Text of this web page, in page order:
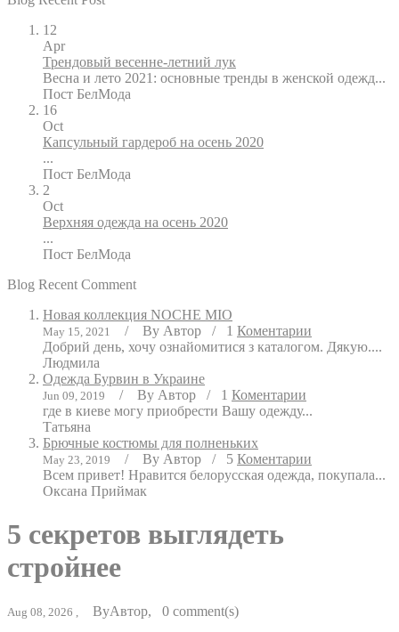
12
Apr
Трендовый весенне-летний лук
Весна и лето 2021: основные тренды в женской одежд...
Пост БелМода
16
Oct
Капсульный гардероб на осень 2020
...
Пост БелМода
2
Oct
Верхняя одежда на осень 2020
...
Пост БелМода
Blog Recent Comment
Новая коллекция NOCHE MIO
May 15, 2021 / By Автор / 1 Коментарии
Добрий день, хочу ознайомитися з каталогом. Дякую....
Людмила
Одежда Бурвин в Украине
Jun 09, 2019 / By Автор / 1 Коментарии
где в киеве могу приобрести Вашу одежду...
Татьяна
Брючные костюмы для полненьких
May 23, 2019 / By Автор / 5 Коментарии
Всем привет! Нравится белорусская одежда, покупала...
Оксана Приймак
5 секретов выглядеть
стройнее
Aug 08, 2026 , ByАвтор, 0 comment(s)